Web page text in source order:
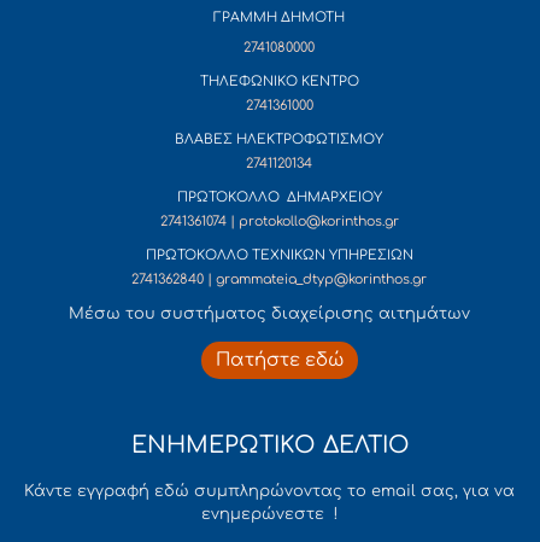
ΓΡΑΜΜΗ ΔΗΜΟΤΗ
2741080000
ΤΗΛΕΦΩΝΙΚΟ ΚΕΝΤΡΟ
2741361000
ΒΛΑΒΕΣ ΗΛΕΚΤΡΟΦΩΤΙΣΜΟΥ
2741120134
ΠΡΩΤΟΚΟΛΛΟ ΔΗΜΑΡΧΕΙΟΥ
2741361074 | protokollo@korinthos.gr
ΠΡΩΤΟΚΟΛΛΟ ΤΕΧΝΙΚΩΝ ΥΠΗΡΕΣΙΩΝ
2741362840 | grammateia_dtyp@korinthos.gr
Mέσω του συστήματος διαχείρισης αιτημάτων
Πατήστε εδώ
ΕΝΗΜΕΡΩΤΙΚΟ ΔΕΛΤΙΟ
Κάντε εγγραφή εδώ συμπληρώνοντας το email σας, για να
ενημερώνεστε !